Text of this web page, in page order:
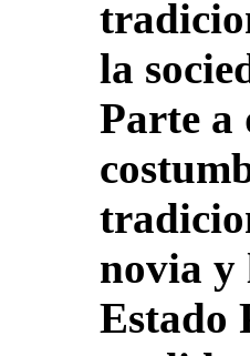
la
Parte a
novia y
Estado